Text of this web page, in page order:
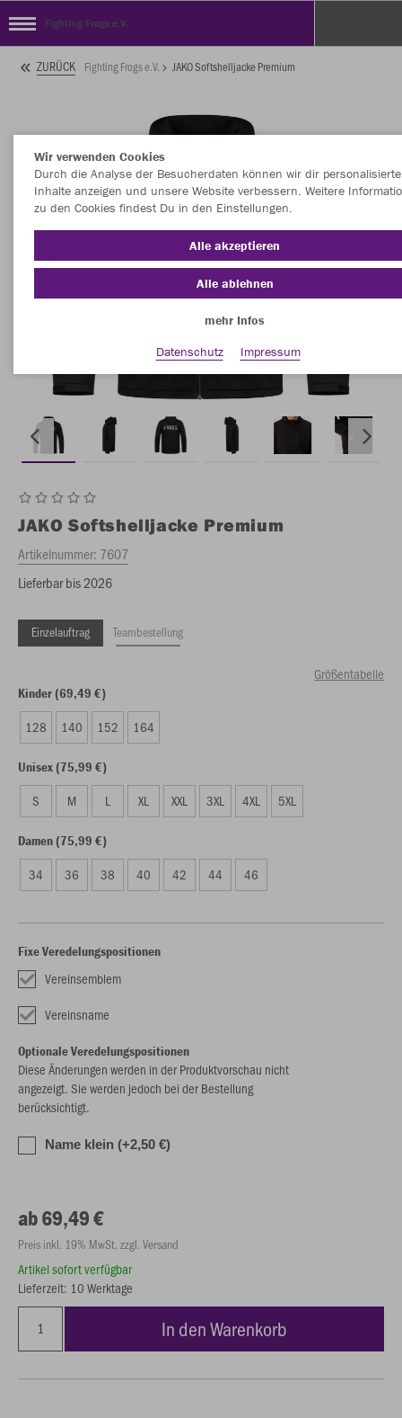
Fighting Frogs e.V.
ZURÜCK Fighting Frogs e.V. JAKO Softshelljacke Premium
JAKO Softshelljacke Premium
Artikelnummer: 7607
Lieferbar bis 2026
Einzelauftrag Teambestellung
Größentabelle
Kinder (69,49 €)
128 140 152 164
Unisex (75,99 €)
S M L XL XXL 3XL 4XL 5XL
Damen (75,99 €)
34 36 38 40 42 44 46
Fixe Veredelungspositionen
Vereinsemblem
Vereinsname
Optionale Veredelungspositionen
Diese Änderungen werden in der Produktvorschau nicht
angezeigt. Sie werden jedoch bei der Bestellung
berücksichtigt.
Name klein (+2,50 €)
ab 69,49 €
Preis inkl. 19% MwSt. zzgl. Versand
Artikel sofort verfügbar
Lieferzeit: 10 Werktage
In den Warenkorb
Wir verwenden Cookies
Durch die Analyse der Besucherdaten können wir dir personalisierte
Inhalte anzeigen und unsere Website verbessern. Weitere
zu den Cookies findest Du in den Einstellungen.
Alle akzeptieren
Alle ablehnen
mehr Infos
Datenschutz
Impressum